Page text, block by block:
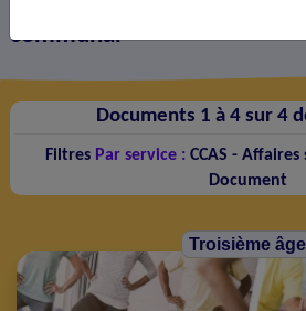
communal
Documents 1 à 4 sur 4
Filtres Par service : CCAS - Affaires
Document
Troisième âge